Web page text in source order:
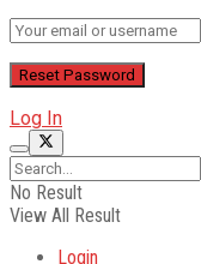
Log In
No Result
View All Result
Login